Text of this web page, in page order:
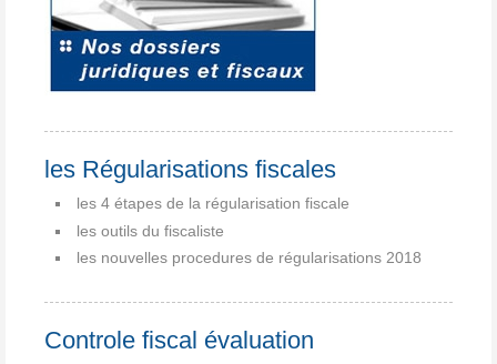
les Régularisations fiscales
les 4 étapes de la régularisation fiscale
les outils du fiscaliste
les nouvelles procedures de régularisations 2018
Controle fiscal évaluation